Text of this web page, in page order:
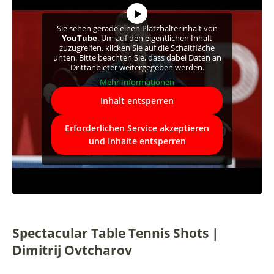
Sie sehen gerade einen Platzhalterinhalt von
YouTube. Um auf den eigentlichen Inhalt
zuzugreifen, klicken Sie auf die Schaltfläche
unten. Bitte beachten Sie, dass dabei Daten an
Drittanbieter weitergegeben werden.
Mehr Informationen
Inhalt entsperren
Erforderlichen Service akzeptieren
und Inhalte entsperren
Spectacular Table Tennis Shots |
Dimitrij Ovtcharov